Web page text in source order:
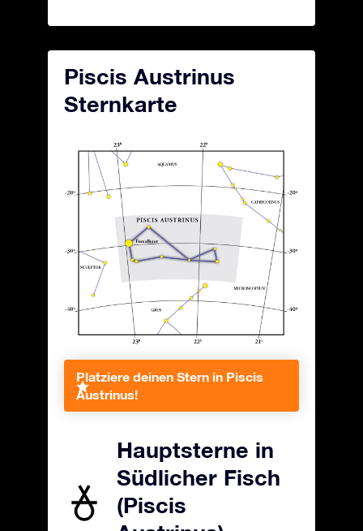
Piscis Austrinus
Sternkarte
Platziere deinen Stern in Piscis
Austrinus!
Hauptsterne in
Südlicher Fisch
(Piscis